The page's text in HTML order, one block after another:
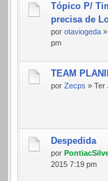
Tópico P/
precisa de
por otaviogeda
pm
TEAM
por Zecps » Ter
Despedida
por
2015 7:19 pm